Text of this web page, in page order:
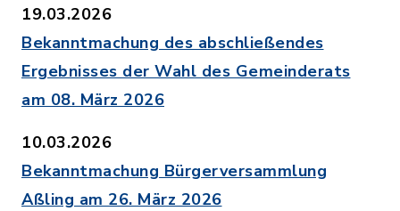
19.03.2026
Bekanntmachung des abschließendes
Ergebnisses der Wahl des Gemeinderats
am 08. März 2026
10.03.2026
Bekanntmachung Bürgerversammlung
Aßling am 26. März 2026